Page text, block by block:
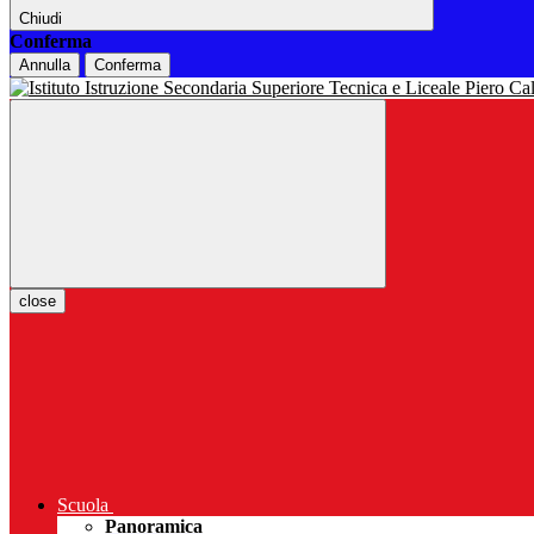
Chiudi
Conferma
Annulla Conferma
close
Scuola
Panoramica